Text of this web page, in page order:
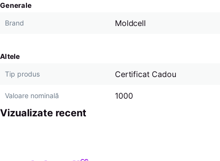
Generale
Brand Moldcell
Altele
Tip produs Certificat Cadou
Valoare nominală 1000
Vizualizate recent